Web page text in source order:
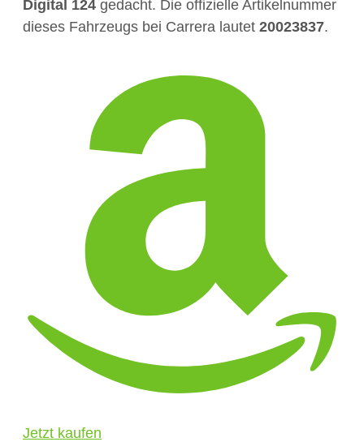
Digital 124 gedacht. Die offizielle Artikelnummer
dieses Fahrzeugs bei Carrera lautet 20023837.
Jetzt kaufen